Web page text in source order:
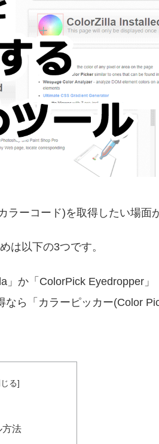
ーコード)を取得したい場面
は以下の3つです。
か「ColorPick Eyedropper」
ら「カラーピッカー(Color
方法